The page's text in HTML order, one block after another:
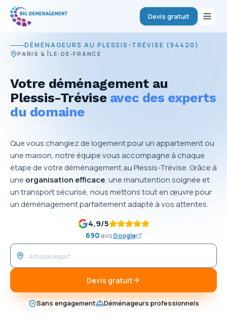
Devis gratuit
DÉMÉNAGEURS AU PLESSIS-TRÉVISE (94420)
PARIS & ÎLE-DE-FRANCE
Votre déménagement au
Plessis-Trévise avec des experts
du domaine
Que vous changiez de logement pour un appartement ou
une maison, notre équipe vous accompagne à chaque
étape de votre déménagement au Plessis-Trévise. Grâce à
une organisation efficace, une manutention soignée et
un transport sécurisé, nous mettons tout en œuvre pour
un déménagement parfaitement adapté à vos attentes.
4,9/5
690avis Google
Devis gratuit
Sans engagement Déménageurs professionnels